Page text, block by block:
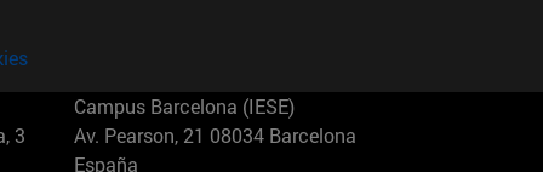
3
Campus Barcelona (IESE)
Av. Pearson, 21 08034 Barcelona
España